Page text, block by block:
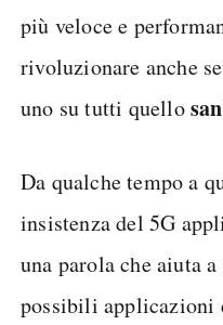
più veloce e
rivoluzionare anche
uno su tutti quello
Da qualche tempo a
insistenza del 5G
una parola che aiuta
possibili applicazioni